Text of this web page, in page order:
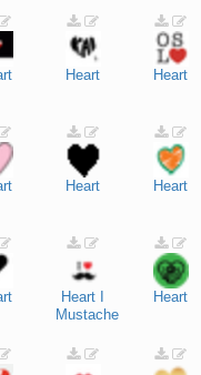
Heart Heart
Heart Heart
Heart
Mustache
Heart